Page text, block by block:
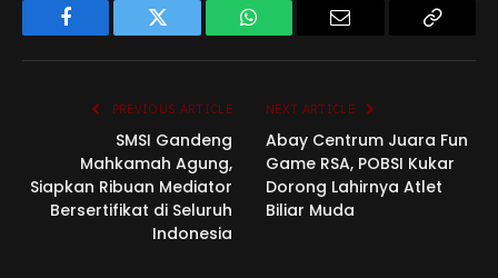
Facebook Twitter WhatsApp
PREVIOUS ARTICLE
SMSI Gandeng
Mahkamah Agung,
Siapkan Ribuan Mediator
Bersertifikat di Seluruh
Indonesia
NEXT ARTICLE
Abay Centrum Juara Fun
Game RSA, POBSI Kukar
Dorong Lahirnya Atlet
Biliar Muda